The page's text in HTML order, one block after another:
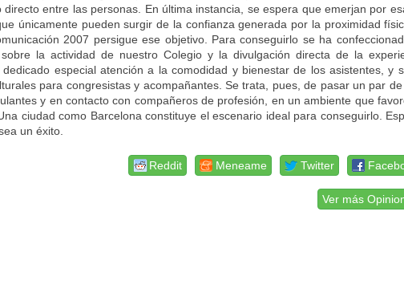
entre las personas. En última instancia, se espera que emerjan por
únicamente pueden surgir de la confianza generada por la proximidad
2007 persigue ese objetivo. Para conseguirlo se ha
la actividad de nuestro Colegio y la divulgación directa de la
especial atención a la comodidad y bienestar de los asistentes, y
para congresistas y acompañantes. Se trata, pues, de pasar un par
y en contacto con compañeros de profesión, en un ambiente que
ciudad como Barcelona constituye el escenario ideal para conseguirlo.
un éxito.
Twitter
Meneame
Reddit
Ver más